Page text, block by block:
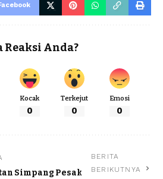
Reaksi Anda?
Kocak
0
Terkejut
0
Emosi
0
Simpang Pesak
BERITA
BERIKUTNYA